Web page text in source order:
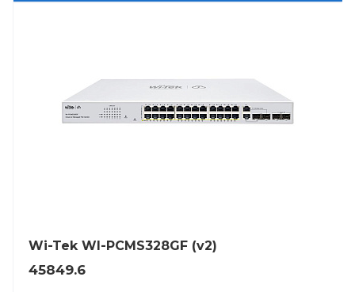
Wi-Tek WI-PCMS328GF (v2)
45849.6